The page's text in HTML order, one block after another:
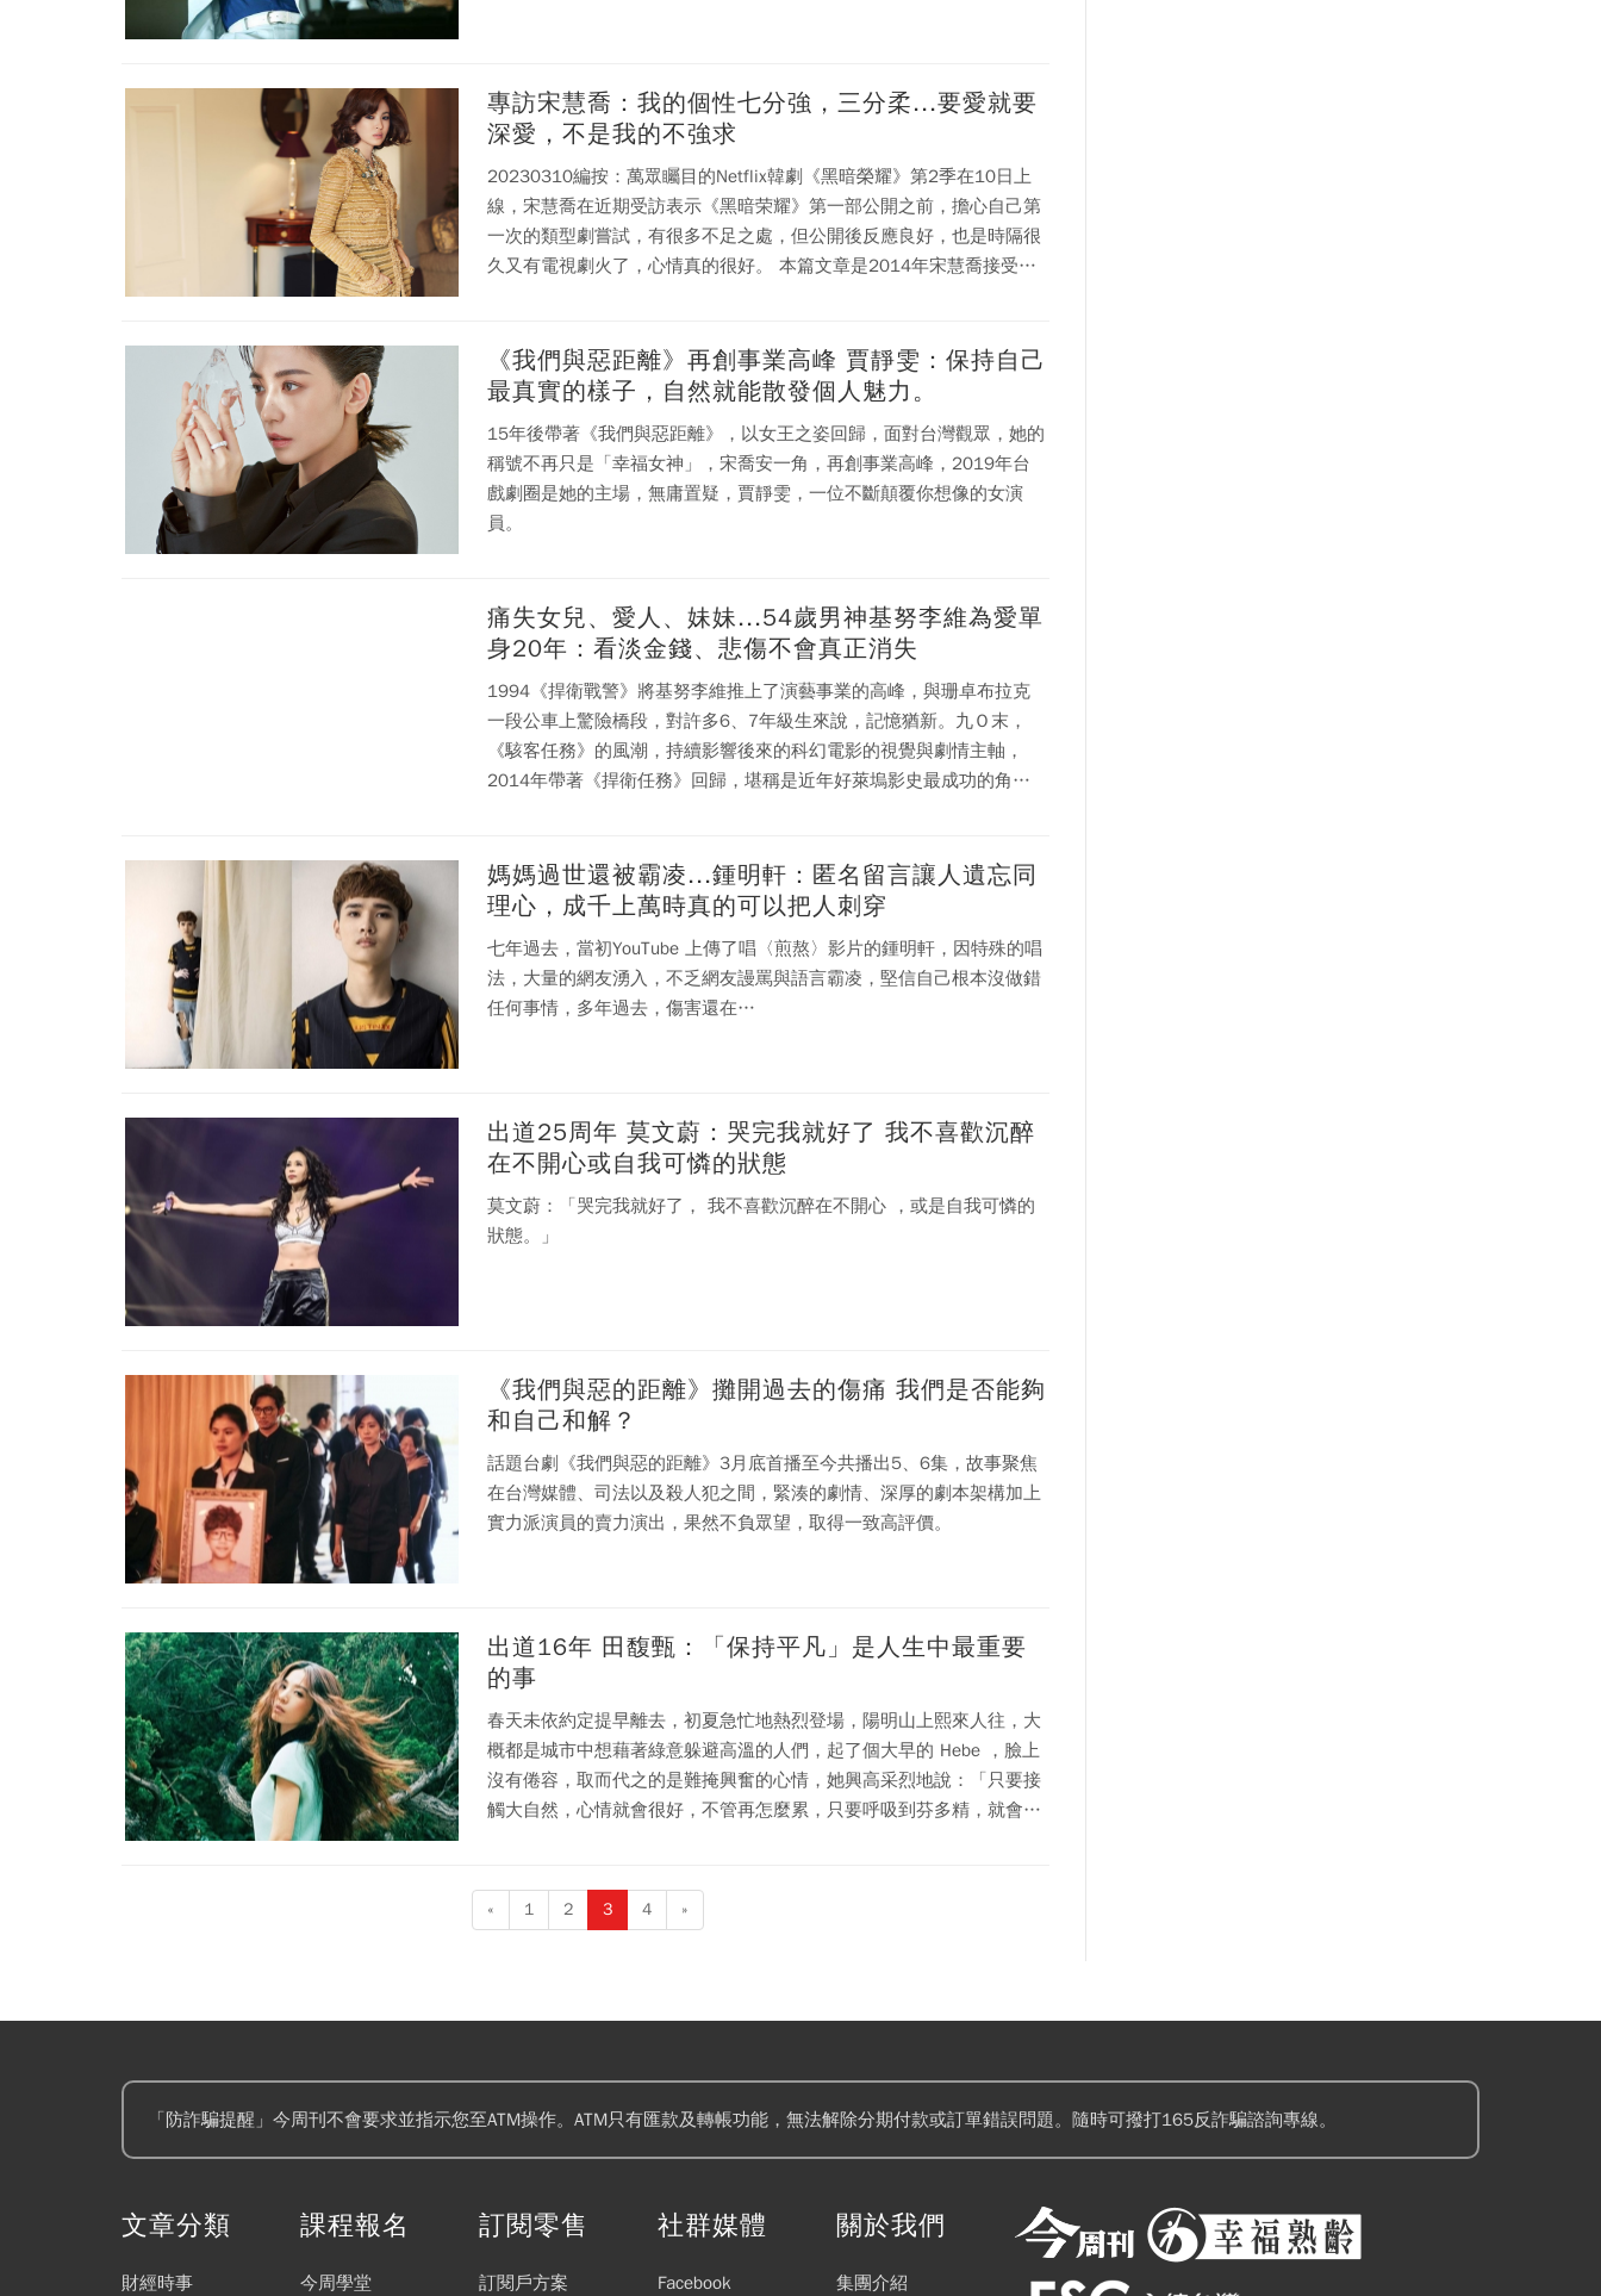
專訪宋慧喬：我的個性七分強，三分柔...要愛就要
深愛，不是我的不強求
20230310編按：萬眾矚目的Netflix韓劇《黑暗榮耀》第2季在10日上
線，宋慧喬在近期受訪表示《黑暗荣耀》第一部公開之前，擔心自己第
一次的類型劇嘗試，有很多不足之處，但公開後反應良好，也是時隔很
久又有電視劇火了，心情真的很好。 本篇文章是2014年宋慧喬接受專
《我們與惡距離》再創事業高峰 賈靜雯：保持自己
最真實的樣子，自然就能散發個人魅力。
15年後帶著《我們與惡距離》，以女王之姿回歸，面對台灣觀眾，她的
稱號不再只是「幸福女神」，宋喬安一角，再創事業高峰，2019年台
戲劇圈是她的主場，無庸置疑，賈靜雯，一位不斷顛覆你想像的女演
員。
痛失女兒、愛人、妹妹...54歲男神基努李維為愛單
身20年：看淡金錢、悲傷不會真正消失
1994《捍衛戰警》將基努李維推上了演藝事業的高峰，與珊卓布拉克
一段公車上驚險橋段，對許多6、7年級生來說，記憶猶新。九Ｏ末，
《駭客任務》的風潮，持續影響後來的科幻電影的視覺與劇情主軸，
2014年帶著《捍衛任務》回歸，堪稱是近年好萊塢影史最成功的角色
媽媽過世還被霸凌...鍾明軒：匿名留言讓人遺忘同
理心，成千上萬時真的可以把人刺穿
七年過去，當初YouTube 上傳了唱〈煎熬〉影片的鍾明軒，因特殊的唱
法，大量的網友湧入，不乏網友謾罵與語言霸凌，堅信自己根本沒做錯
任何事情，多年過去，傷害還在…
出道25周年 莫文蔚：哭完我就好了 我不喜歡沉醉
在不開心或自我可憐的狀態
莫文蔚：「哭完我就好了， 我不喜歡沉醉在不開心 ，或是自我可憐的
狀態。」
《我們與惡的距離》攤開過去的傷痛 我們是否能夠
和自己和解？
話題台劇《我們與惡的距離》3月底首播至今共播出5、6集，故事聚焦
在台灣媒體、司法以及殺人犯之間，緊湊的劇情、深厚的劇本架構加上
實力派演員的賣力演出，果然不負眾望，取得一致高評價。
出道16年 田馥甄：「保持平凡」是人生中最重要
的事
春天未依約定提早離去，初夏急忙地熱烈登場，陽明山上熙來人往，大
概都是城市中想藉著綠意躲避高溫的人們，起了個大早的 Hebe ，臉上
沒有倦容，取而代之的是難掩興奮的心情，她興高采烈地說：「只要接
觸大自然，心情就會很好，不管再怎麼累，只要呼吸到芬多精，就會讓
« 1 2 3 4 »
「防詐騙提醒」今周刊不會要求並指示您至ATM操作。ATM只有匯款及轉帳功能，無法解除分期付款或訂單錯誤問題。隨時可撥打165反詐騙諮詢專線。
文章分類
財經時事
課程報名
今周學堂
訂閱零售
訂閱戶方案
社群媒體
Facebook
關於我們
集團介紹